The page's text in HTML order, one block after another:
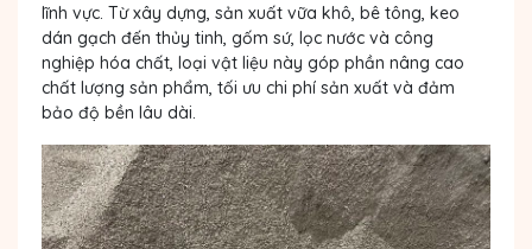
lĩnh vực. Từ xây dựng, sản xuất vữa khô, bê tông, keo
dán gạch đến thủy tinh, gốm sứ, lọc nước và công
nghiệp hóa chất, loại vật liệu này góp phần nâng cao
chất lượng sản phẩm, tối ưu chi phí sản xuất và đảm
bảo độ bền lâu dài.